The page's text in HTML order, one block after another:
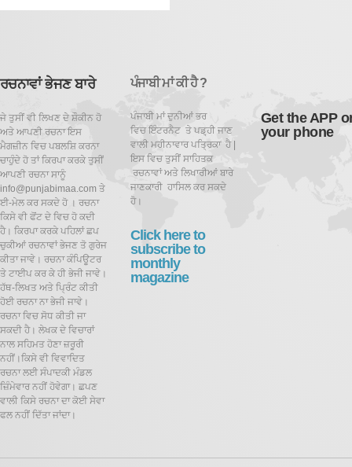
ਰਚਨਾਵਾਂ ਭੇਜਣ ਬਾਰੇ
ਜੇ ਤੁਸੀਂ ਵੀ ਲਿਖਣ ਦੇ ਸ਼ੌਕੀਨ ਹੋ
ਅਤੇ ਆਪਣੀ ਰਚਨਾ ਇਸ
ਮੈਗਜ਼ੀਨ ਵਿਚ ਪਬਲਸ਼ਿ ਕਰਨਾ
ਚਾਹੁੰਦੇ ਹੋ ਤਾਂ ਕਿਰਪਾ ਕਰਕੇ ਤੁਸੀਂ
ਆਪਣੀ ਰਚਨਾ ਸਾਨੂੰ
info@punjabimaa.com ਤੇ
ਈ-ਮੇਲ ਕਰ ਸਕਦੇ ਹੋ । ਰਚਨਾ
ਕਿਸੇ ਵੀ ਫੋਂਟ ਦੇ ਵਿਚ ਹੋ ਕਦੀ
ਹੈ। ਕਿਰਪਾ ਕਰਕੇ ਪਹਿਲਾਂ ਛਪ
ਚੁਕੀਆਂ ਰਚਨਾਵਾਂ ਭੇਜਣ ਤੋ ਗੁਰੇਜ
ਕੀਤਾ ਜਾਵੇ। ਰਚਨਾ ਕੰਪਿਊਟਰ
ਤੇ ਟਾਈਪ ਕਰ ਕੇ ਹੀ ਭੇਜੀ ਜਾਵੇ।
ਹੱਥ-ਲਿਖਤ ਅਤੇ ਪ੍ਰਿੰਟ ਕੀਤੀ
ਹੋਈ ਰਚਨਾ ਨਾ ਭੇਜੀ ਜਾਵੇ।
ਰਚਨਾ ਵਿਚ ਸੋਧ ਕੀਤੀ ਜਾ
ਸਕਦੀ ਹੈ। ਲੇਖਕ ਦੇ ਵਿਚਾਰਾਂ
ਨਾਲ ਸਹਿਮਤ ਹੋਣਾ ਜ਼ਰੂਰੀ
ਨਹੀਂ।ਕਿਸੇ ਵੀ ਵਿਵਾਦਿਤ
ਰਚਨਾ ਲਈ ਸੰਪਾਦਕੀ ਮੰਡਲ
ਜ਼ਿੰਮੇਵਾਰ ਨਹੀਂ ਹੋਵੇਗਾ। ਛਪਣ
ਵਾਲੀ ਕਿਸੇ ਰਚਨਾ ਦਾ ਕੋਈ ਸੇਵਾ
ਫਲ ਨਹੀਂ ਦਿੱਤਾ ਜਾਂਦਾ।
ਪੰਜਾਬੀ ਮਾਂ ਕੀ ਹੈ ?
ਪੰਜਾਬੀ ਮਾਂ ਦੁਨੀਆਂ ਭਰ
ਵਿਚ ਇੰਟਰਨੈਟ ਤੇ ਪਡ਼੍ਹੀ ਜਾਣ
ਵਾਲੀ ਮਹੀਨਾਵਾਰ ਪਤ੍ਰਿਕਾ ਹੈ |
ਇਸ ਵਿਚ ਤੁਸੀਂ ਸਾਹਿਤਕ
ਰਚਨਾਵਾਂ ਅਤੇ ਲਿਖਾਰੀਆਂ ਬਾਰੇ
ਜਾਣਕਾਰੀ ਹਾਸਿਲ ਕਰ ਸਕਦੇ
ਹੋ।
Click here to
subscribe to
monthly
magazine
Get the APP
your phone